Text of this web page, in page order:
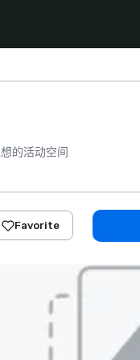
的活动空间
Favorite